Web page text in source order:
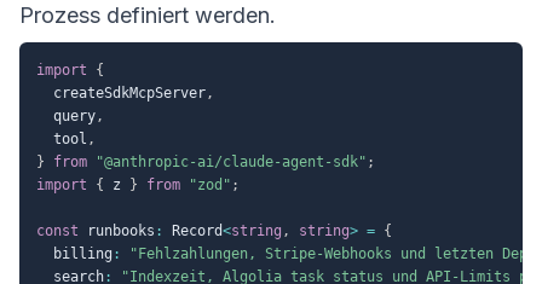
Prozess definiert werden.
import
{
  createSdkMcpServer
,
  query
,
  tool
,
}
from "@anthropic-ai/claude-agent-sdk" ;
import
{ z } from "zod" ;
const runbooks : Record<string , string> = {
  billing
:
"Fehlzahlungen, Stripe-Webhooks und letzten
  search
:
"Indexzeit, Algolia task status und API-Limits